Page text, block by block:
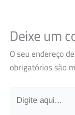
Deixe um
O seu endereço
obrigatórios são
Digite
aqui...